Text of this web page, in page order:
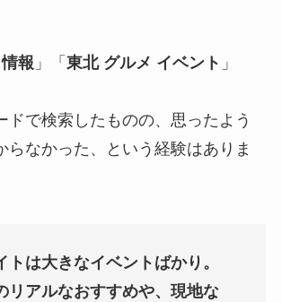
報 」「 東北 グルメ イベント 」
ドで検索したものの、思ったよう
らなかった、という経験はありま
トは大きなイベントばかり。
リアルなおすすめや、現地な